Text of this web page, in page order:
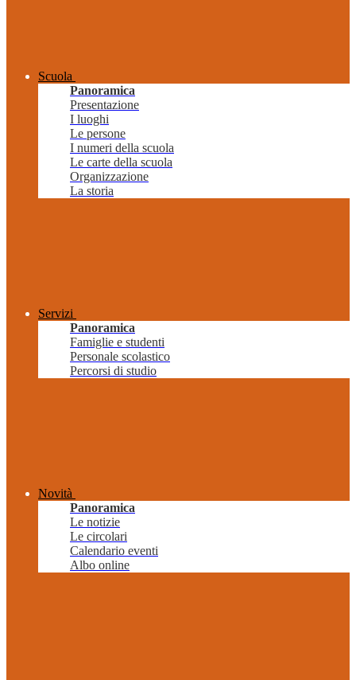
Scuola
Panoramica
Presentazione
I luoghi
Le persone
I numeri della scuola
Le carte della scuola
Organizzazione
La storia
Servizi
Panoramica
Famiglie e studenti
Personale scolastico
Percorsi di studio
Novità
Panoramica
Le notizie
Le circolari
Calendario eventi
Albo online